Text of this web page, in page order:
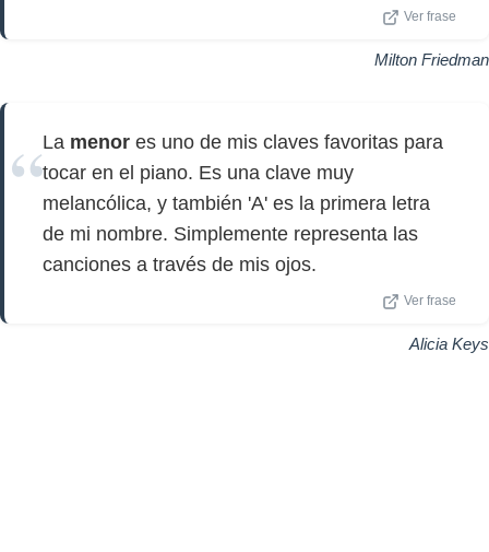
Ver frase
Milton Friedman
La menor es uno de mis claves favoritas para
tocar en el piano. Es una clave muy
melancólica, y también 'A' es la primera letra
de mi nombre. Simplemente representa las
canciones a través de mis ojos.
Ver frase
Alicia Keys